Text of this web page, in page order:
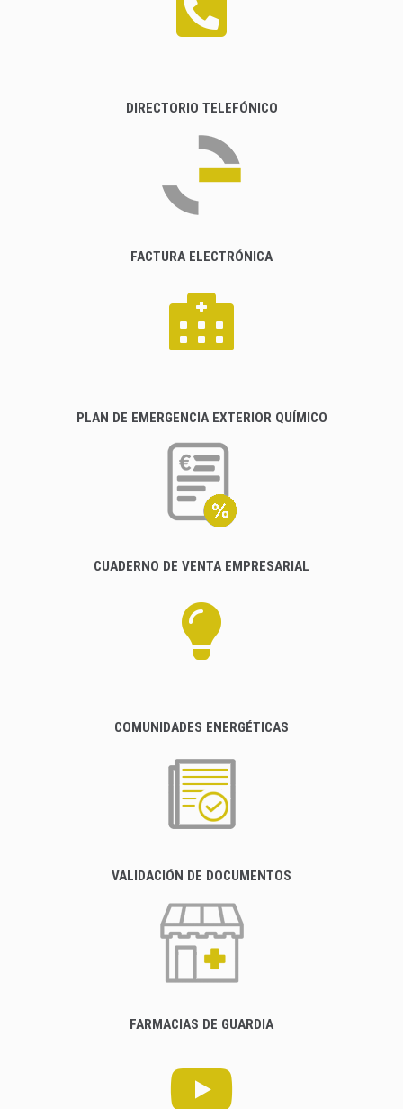
DIRECTORIO TELEFÓNICO
FACTURA ELECTRÓNICA
PLAN DE EMERGENCIA EXTERIOR QUÍMICO
CUADERNO DE VENTA EMPRESARIAL
COMUNIDADES ENERGÉTICAS
VALIDACIÓN DE DOCUMENTOS
FARMACIAS DE GUARDIA